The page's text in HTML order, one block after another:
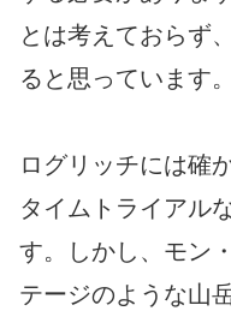
とは考えておらず
ると思っています。
ログリッチには確
タイムトライアル
す。しかし、モン
テージのような山